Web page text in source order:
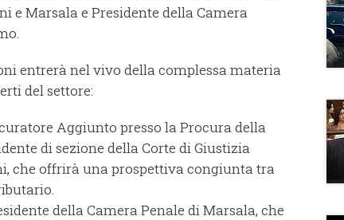
e Marsala e Presidente della Camera
entrerà nel vivo della complessa materia
del settore:
Aggiunto presso la Procura della
di sezione della Corte di Giustizia
che offrirà una prospettiva congiunta tra
della Camera Penale di Marsala, che